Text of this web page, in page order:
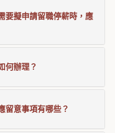
要擬申請留職停薪時，應
何辦理？
留意事項有哪些？